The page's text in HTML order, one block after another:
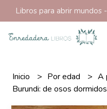
Libros para abrir mundos
Inicio Por edad
A
Burundi: de osos